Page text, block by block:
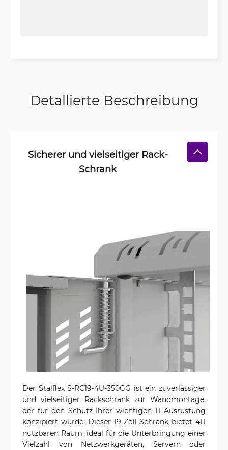
Detallierte Beschreibung
Sicherer und vielseitiger Rack-
Schrank
Der Stalflex S-RC19-4U-350GG ist ein zuverlässiger
und vielseitiger Rackschrank zur Wandmontage,
der für den Schutz Ihrer wichtigen IT-Ausrüstung
konzipiert wurde. Dieser 19-Zoll-Schrank bietet 4U
nutzbaren Raum, ideal für die Unterbringung einer
Vielzahl von Netzwerkgeräten, Servern oder